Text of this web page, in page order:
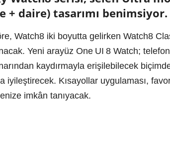
+ daire) tasarımı benimsiyor.
Watch8 iki boyutta gelirken Watch8
Yeni arayüz One UI 8 Watch;
kaydırmayla erişilebilecek
iyileştirecek. Kısayollar uygulaması,
imkân tanıyacak.